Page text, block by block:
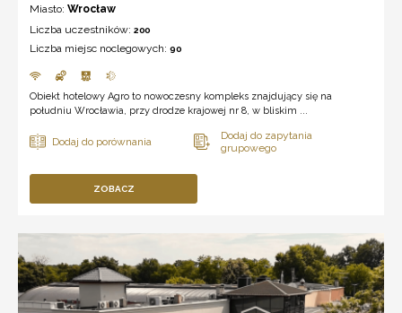
Miasto: Wrocław
Liczba uczestników: 200
Liczba miejsc noclegowych: 90
Obiekt hotelowy Agro to nowoczesny kompleks znajdujący się na
południu Wrocławia, przy drodze krajowej nr 8, w bliskim ...
ZOBACZ